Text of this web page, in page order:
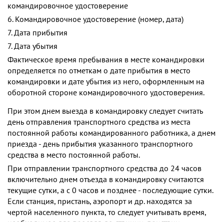
командировочное удостоверение
6. Командировочное удостоверение (номер, дата)
7. Дата прибытия
7. Дата убытия
Фактическое время пребывания в месте командировки
определяется по отметкам о дате прибытия в место
командировки и дате убытия из него, оформленным на
оборотной стороне командировочного удостоверения.
При этом днем выезда в командировку следует считать
день отправления транспортного средства из места
постоянной работы командированного работника, а днем
приезда - день прибытия указанного транспортного
средства в место постоянной работы.
При отправлении транспортного средства до 24 часов
включительно днем отъезда в командировку считаются
текущие сутки, а с 0 часов и позднее - последующие сутки.
Если станция, пристань, аэропорт и др. находятся за
чертой населенного пункта, то следует учитывать время,